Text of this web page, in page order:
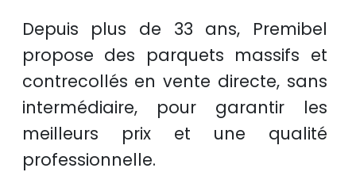
Depuis plus de 33 ans, Premibel
propose des parquets massifs et
contrecollés envente directe, sans
intermédiaire, pour garantir les
meilleurs prixet une qualité
professionnelle.